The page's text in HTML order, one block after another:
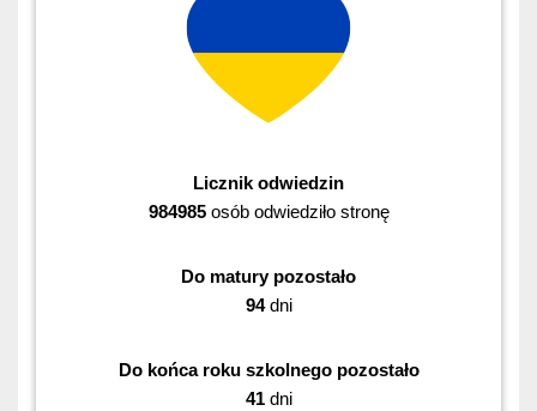
Licznik odwiedzin
984985osób odwiedziło stronę
Do matury pozostało
94dni
Do końca roku szkolnego pozostało
41dni